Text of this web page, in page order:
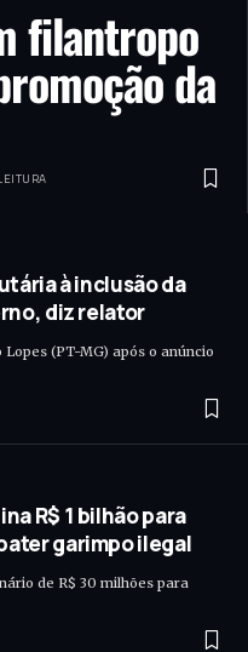
filantropo
da
à inclusão da
diz relator
(PT-MG) após o anúncio
R$ 1 bilhão para
garimpo ilegal
de R$ 30 milhões para